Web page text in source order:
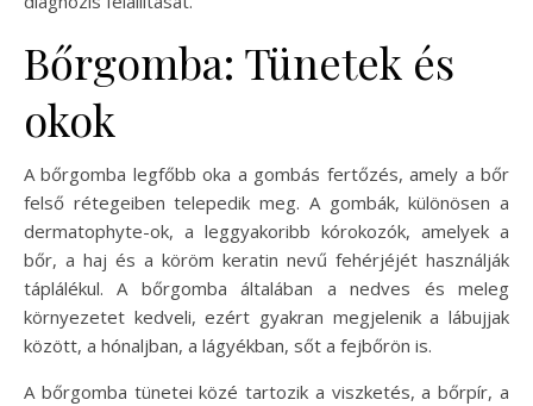
Bőrgomba: Tünetek és
okok
A bőrgomba legfőbb oka a gombás fertőzés, amely a bőr
felső rétegeiben telepedik meg. A gombák, különösen a
dermatophyte-ok, a leggyakoribb kórokozók, amelyek a
bőr, a haj és a köröm keratin nevű fehérjéjét használják
táplálékul. A bőrgomba általában a nedves és meleg
környezetet kedveli, ezért gyakran megjelenik a lábujjak
között, a hónaljban, a lágyékban, sőt a fejbőrön is.
A bőrgomba tünetei közé tartozik a viszketés, a bőrpír, a